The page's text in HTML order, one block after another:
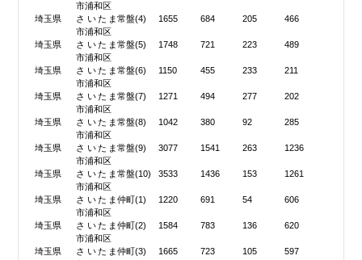
市浦和区
埼玉県
さいたま
市浦和区
常盤(4) 1655 684 205 466
埼玉県
さいたま
市浦和区
常盤(5) 1748 721 223 489
埼玉県
さいたま
市浦和区
常盤(6) 1150 455 233 211
埼玉県
さいたま
市浦和区
常盤(7) 1271 494 277 202
埼玉県
さいたま
市浦和区
常盤(8) 1042 380 92 285
埼玉県
さいたま
市浦和区
常盤(9) 3077 1541 263 1236
埼玉県
さいたま
市浦和区
常盤(10) 3533 1436 153 1261
埼玉県
さいたま
市浦和区
仲町(1) 1220 691 54 606
埼玉県
さいたま
市浦和区
仲町(2) 1584 783 136 620
埼玉県
さいたま仲町(3) 1665 723 105 597